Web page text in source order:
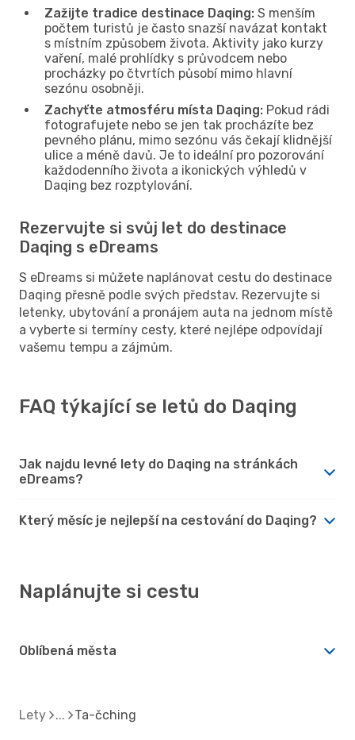
Zažijte tradice destinace Daqing: S menším
počtem turistů je často snazší navázat kontakt
s místním způsobem života. Aktivity jako kurzy
vaření, malé prohlídky s průvodcem nebo
procházky po čtvrtích působí mimo hlavní
sezónu osobněji.
Zachyťte atmosféru místa Daqing: Pokud rádi
fotografujete nebo se jen tak procházíte bez
pevného plánu, mimo sezónu vás čekají klidnější
ulice a méně davů. Je to ideální pro pozorování
každodenního života a ikonických výhledů v
Daqing bez rozptylování.
Rezervujte si svůj let do destinace
Daqing s eDreams
S eDreams si můžete naplánovat cestu do destinace
Daqing přesně podle svých představ. Rezervujte si
letenky, ubytování a pronájem auta na jednom místě
a vyberte si termíny cesty, které nejlépe odpovídají
vašemu tempu a zájmům.
FAQ týkající se letů do Daqing
Jak najdu levné lety do Daqing na stránkách
eDreams?
Který měsíc je nejlepší na cestování do Daqing?
Naplánujte si cestu
Oblíbená města
Lety Ta-čching